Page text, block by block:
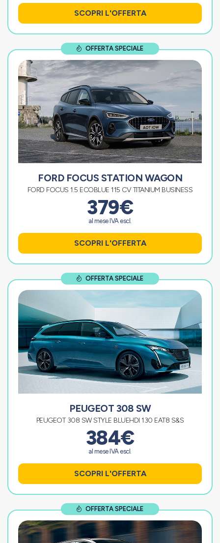
SCOPRI L'OFFERTA
OFFERTA SPECIALE
FORD FOCUS STATION WAGON
FORD FOCUS 1.5 ECOBLUE 115 CV TITANIUM BUSINESS
379€
al mese IVA escl.
SCOPRI L'OFFERTA
OFFERTA SPECIALE
PEUGEOT 308 SW
PEUGEOT 308 SW STYLE BLUEHDI 130 EAT8 S&S
384€
al mese IVA escl.
SCOPRI L'OFFERTA
OFFERTA SPECIALE